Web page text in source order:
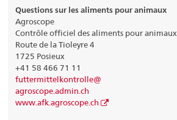
Questions sur les aliments pour animaux
Agroscope
Contrôle officiel des aliments pour animaux
Route de la Tioleyre 4
1725 Posieux
+41 58 466 71 11
futtermittelkontrolle@
agroscope.admin.ch
www.afk.agroscope.ch